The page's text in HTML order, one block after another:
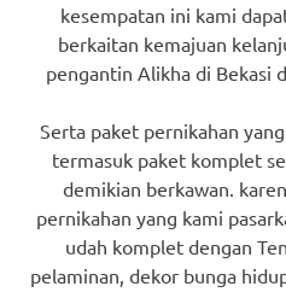
kesempatan ini kami
berkaitan kemajuan
pengantin Alikha di Bekasi
Serta paket pernikahan
termasuk paket komplet
demikian berkawan.
pernikahan yang kami
udah komplet dengan
pelaminan, dekor bunga